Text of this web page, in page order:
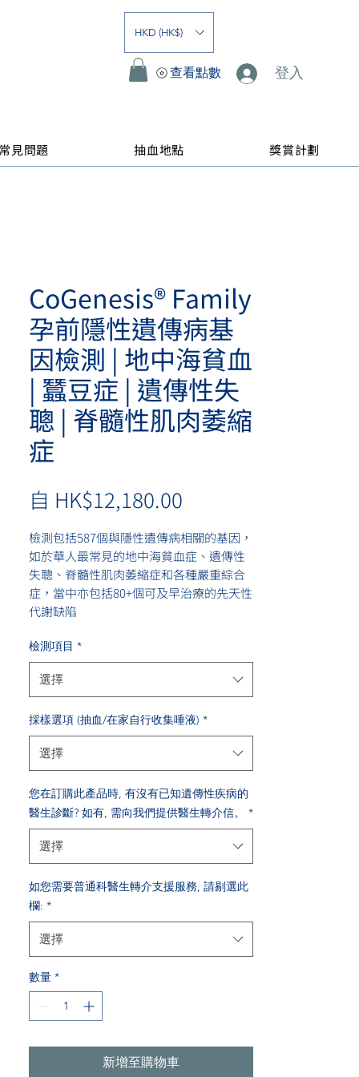
HKD (HK$)
登入
查看點數
見問題 抽血地點 獎賞計劃
CoGenesis® Family
孕前隱性遺傳病基
因檢測 | 地中海貧血
| 蠶豆症 | 遺傳性失
聰 | 脊髓性肌肉萎縮
症
自 HK$12,180.00
價
格
檢測包括587個與隱性遺傳病相關的基因，
如於華人最常見的地中海貧血症、遺傳性
失聰、脊髓性肌肉萎縮症和各種嚴重綜合
症，當中亦包括80+個可及早治療的先天性
代謝缺陷
到網誌了解更多
檢測項目 *
選擇
採樣選項 (抽血/在家自行收集唾液) *
選擇
您在訂購此產品時, 有沒有已知遺傳性疾病的
醫生診斷? 如有, 需向我們提供醫生轉介信。
*
選擇
如您需要普通科醫生轉介支援服務, 請剔選此
欄: *
選擇
數量 *
新增至購物車